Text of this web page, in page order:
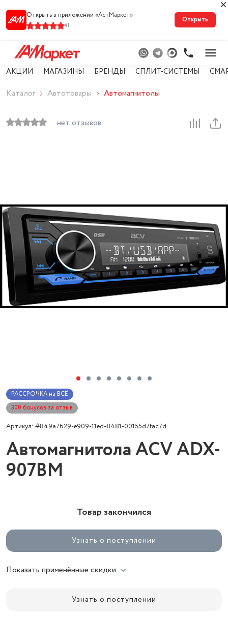
Открыть в приложении «АстМарке‪т‬»
41
Открыть
АКЦИИ МАГАЗИНЫ БРЕНДЫ СПЛИТ-СИСТЕМЫ
Каталог Автотовары Автомагнитолы
нет отзывов
РАССРОЧКА на ВСЁ
300 бонусов за отзыв
Артикул: #849a7b29-e909-11ed-8481-00155d7fac7d
Автомагнитола ACV ADX-
907BM
Товар закончился
Узнать о поступлении
Показать применённые скидки
Узнать о поступлении